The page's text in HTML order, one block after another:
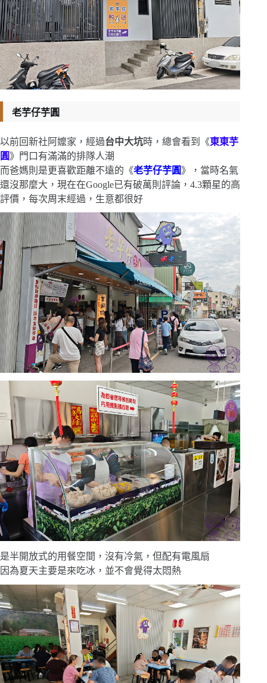
老芋仔芋圓
以前回新社阿嬤家，經過台中大坑時，總會看到《東東芋
圓》門口有滿滿的排隊人潮
而爸媽則是更喜歡距離不遠的《老芋仔芋圓》，當時名氣
還沒那麼大，現在在Google已有破萬則評論，4.3顆星的高
評價，每次周末經過，生意都很好
是半開放式的用餐空間，沒有冷氣，但配有電風扇
因為夏天主要是來吃冰，並不會覺得太悶熱